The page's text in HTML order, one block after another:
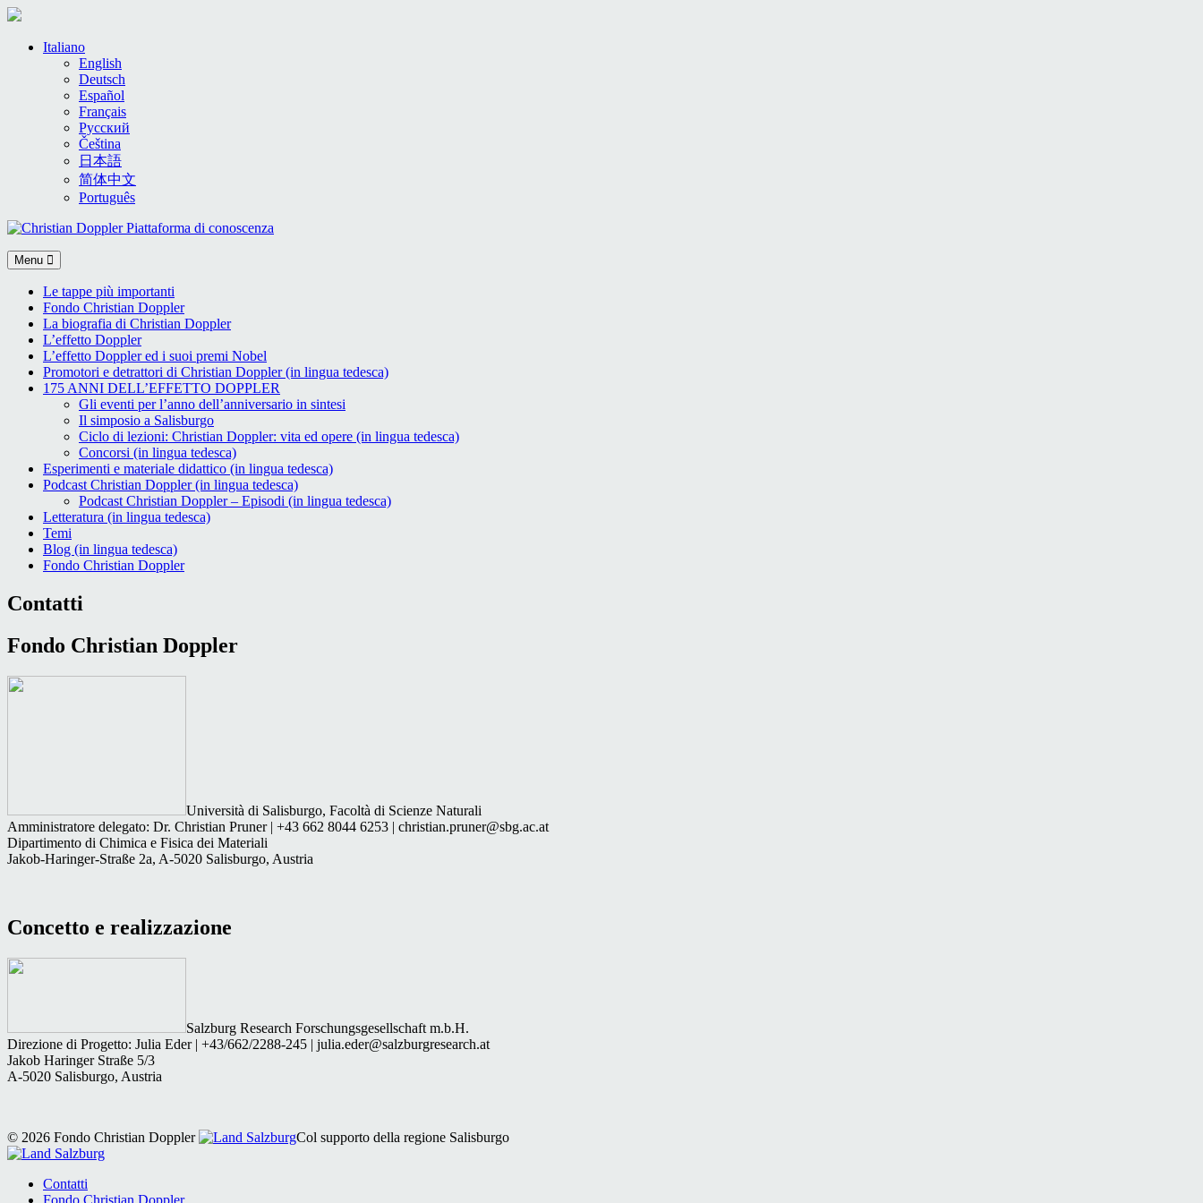
Italiano
English
Deutsch
Español
Français
Русский
Čeština
日本語
简体中文
Português
Menu
Le tappe più importanti
Fondo Christian Doppler
La biografia di Christian Doppler
L’effetto Doppler
L’effetto Doppler ed i suoi premi Nobel
Promotori e detrattori di Christian Doppler (in lingua tedesca)
175 ANNI DELL’EFFETTO DOPPLER
Gli eventi per l’anno dell’anniversario in sintesi
Il simposio a Salisburgo
Ciclo di lezioni: Christian Doppler: vita ed opere (in lingua tedesca)
Concorsi (in lingua tedesca)
Esperimenti e materiale didattico (in lingua tedesca)
Podcast Christian Doppler (in lingua tedesca)
Podcast Christian Doppler – Episodi (in lingua tedesca)
Letteratura (in lingua tedesca)
Temi
Blog (in lingua tedesca)
Fondo Christian Doppler
Contatti
Fondo Christian Doppler
Università di Salisburgo, Facoltà di Scienze Naturali
Amministratore delegato: Dr. Christian Pruner | +43 662 8044 6253 | christian.pruner@sbg.ac.at
Dipartimento di Chimica e Fisica dei Materiali
Jakob-Haringer-Straße 2a, A-5020 Salisburgo, Austria
Concetto e realizzazione
Salzburg Research Forschungsgesellschaft m.b.H.
Direzione di Progetto: Julia Eder | +43/662/2288-245 | julia.eder@salzburgresearch.at
Jakob Haringer Straße 5/3
A-5020 Salisburgo, Austria
© 2026 Fondo Christian Doppler Col supporto della regione Salisburgo
Contatti
Fondo Christian Doppler